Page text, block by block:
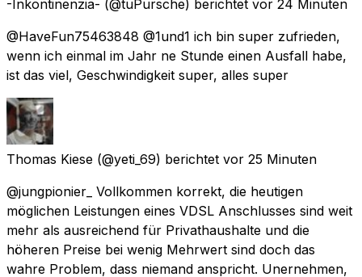
-Inkontinenzia- (@tuPursche) berichtet vor 24 Minuten
@HaveFun75463848 @1und1 ich bin super zufrieden,
wenn ich einmal im Jahr ne Stunde einen Ausfall habe,
ist das viel, Geschwindigkeit super, alles super
Thomas Kiese (@yeti_69) berichtet vor 25 Minuten
@jungpionier_ Vollkommen korrekt, die heutigen
möglichen Leistungen eines VDSL Anschlusses sind weit
mehr als ausreichend für Privathaushalte und die
höheren Preise bei wenig Mehrwert sind doch das
wahre Problem, dass niemand anspricht. Unernehmen,